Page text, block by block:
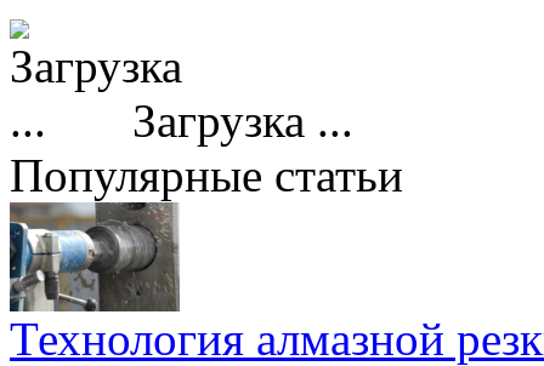
Загрузка ...
Популярные статьи
Технология алмазной